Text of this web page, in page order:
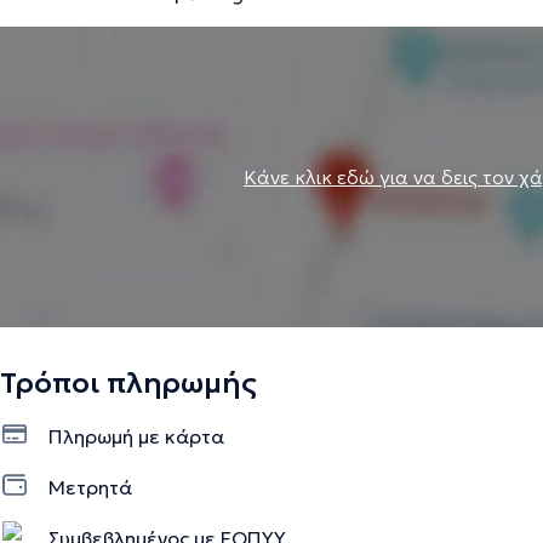
Κάνε κλικ εδώ για να δεις τον
Τρόποι πληρωμής
Πληρωμή με κάρτα
Μετρητά